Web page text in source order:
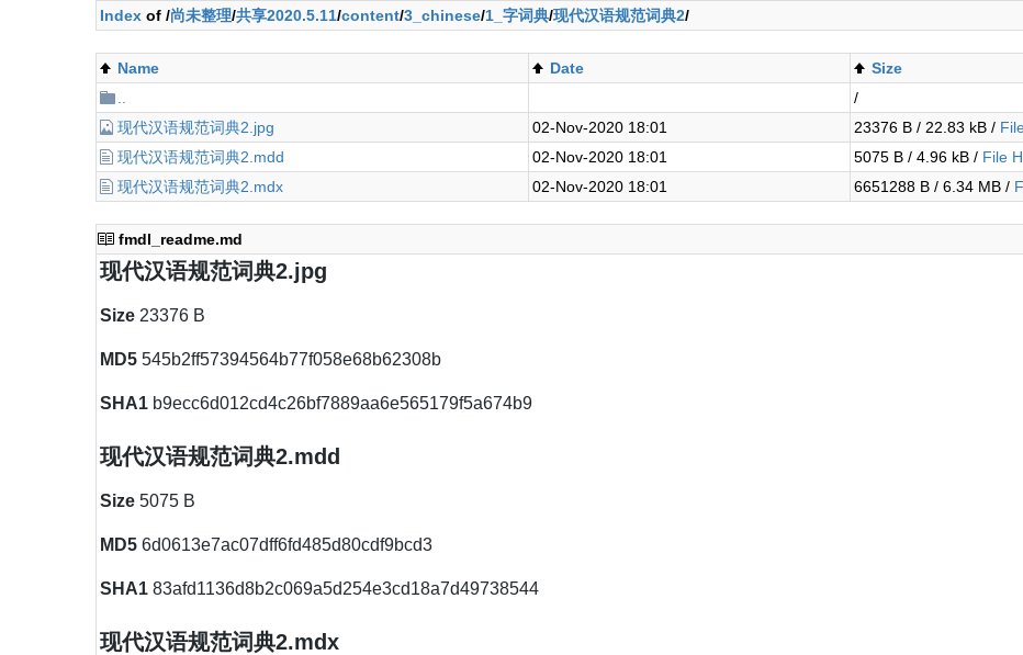
Index of /尚未整理/共享2020.5.11/content/3_chinese/1_字词典/现代汉语规范词典2/
Name Date
Size
/
现代汉语规范词典2.jpg
02-Nov-2020 18:01 23376 B / 22.83 kB /
现代汉语规范词典2.mdd
02-Nov-2020 18:01 5075 B / 4.96 kB / File
现代汉语规范词典2.mdx
02-Nov-2020 18:01 6651288 B / 6.34 MB /
fmdl_readme.md
现代汉语规范词典2.jpg
Size 23376 B
MD5 545b2ff57394564b77f058e68b62308b
SHA1 b9ecc6d012cd4c26bf7889aa6e565179f5a674b9
现代汉语规范词典2.mdd
Size 5075 B
MD5 6d0613e7ac07dff6fd485d80cdf9bcd3
SHA1 83afd1136d8b2c069a5d254e3cd18a7d49738544
现代汉语规范词典2.mdx